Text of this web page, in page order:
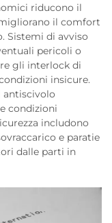
riducono il
il comfort
Sistemi di avviso
pericoli o
gli interlock di
insicure.
antiscivolo
condizioni
includono
e paratie
dalle parti in